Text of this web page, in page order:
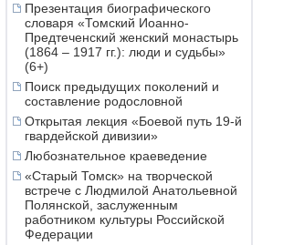
Презентация биографического
словаря «Томский Иоанно-
Предтеченский женский монастырь
(1864 – 1917 гг.): люди и судьбы»
(6+)
Поиск предыдущих поколений и
составление родословной
Открытая лекция «Боевой путь 19-й
гвардейской дивизии»
Любознательное краеведение
«Старый Томск» на творческой
встрече с Людмилой Анатольевной
Полянской, заслуженным
работником культуры Российской
Федерации